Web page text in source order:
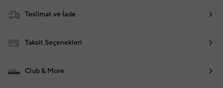
Teslimat ve İade
Taksit Seçenekleri
Club & More